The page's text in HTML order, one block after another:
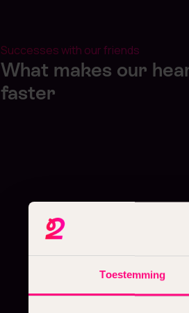
Toestemming
Successes with our friends
What makes our
faster